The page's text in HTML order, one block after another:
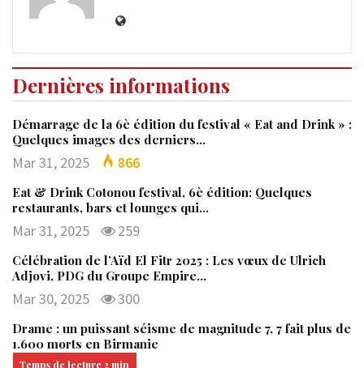
Dernières informations
Démarrage de la 6è édition du festival « Eat and Drink » :
Quelques images des derniers…
Mar 31, 2025 866
Eat & Drink Cotonou festival, 6è édition: Quelques
restaurants, bars et lounges qui…
Mar 31, 2025 259
Célébration de l’Aïd El Fitr 2025 : Les vœux de Ulrich
Adjovi, PDG du Groupe Empire…
Mar 30, 2025 300
Drame : un puissant séisme de magnitude 7, 7 fait plus de
1.600 morts en Birmanie